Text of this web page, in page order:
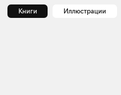
Книги Иллюстрации